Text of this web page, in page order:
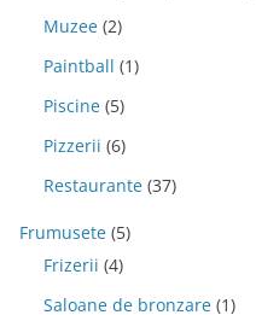
Muzee (2)
Paintball (1)
Piscine (5)
Pizzerii (6)
Restaurante (37)
Frumusete (5)
Frizerii (4)
Saloane de bronzare (1)